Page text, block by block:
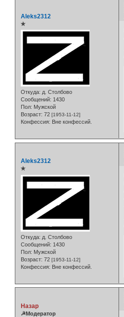
Aleks2312
✯
Откуда: д. Столбово
Сообщений: 1430
Пол: Мужской
Возраст: 72 [1953-11-12]
Конфессия: Вне конфессий.
Aleks2312
✯
Откуда: д. Столбово
Сообщений: 1430
Пол: Мужской
Возраст: 72 [1953-11-12]
Конфессия: Вне конфессий.
Назар
☭Модератор